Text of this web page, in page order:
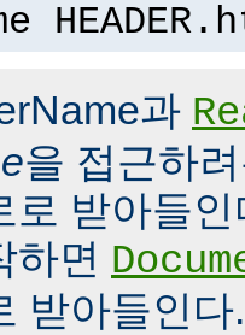
과
을 접근하
로 받아들
하면
받아들인다.